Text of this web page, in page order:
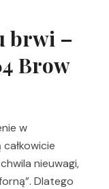
brwi –
Brow
w
nieuwagi,
Dlatego